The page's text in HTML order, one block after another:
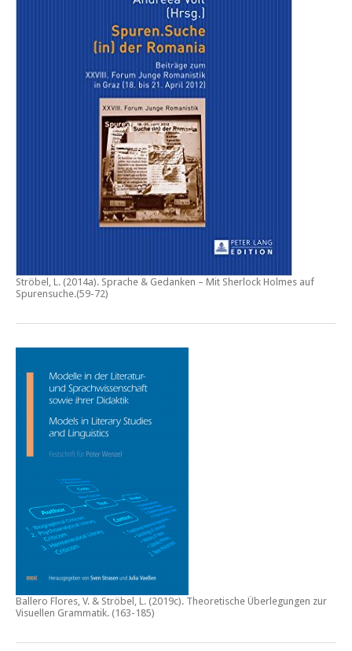
Ströbel, L. (2014a). Sprache & Gedanken – Mit Sherlock Holmes auf
Spurensuche.(59-72)
Ballero Flores, V. & Ströbel, L. (2019c). Theoretische Überlegungen zur
Visuellen Grammatik. (163-185)